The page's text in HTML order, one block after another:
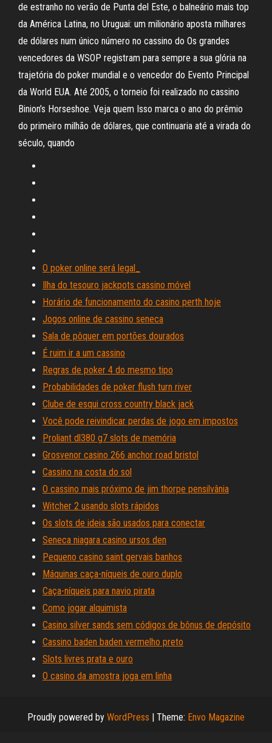
de estranho no verão de Punta del Este, o balneário mais top
da América Latina, no Uruguai: um milionário aposta milhares
de dólares num único número no cassino do Os grandes
vencedores da WSOP registram para sempre a sua glória na
trajetória do poker mundial e o vencedor do Evento Principal
da World EUA. Até 2005, o torneio foi realizado no cassino
Binion’s Horseshoe. Veja quem Isso marca o ano do prêmio
do primeiro milhão de dólares, que continuaria até a virada do
século, quando
O poker online será legal_
Ilha do tesouro jackpots cassino móvel
Horário de funcionamento do casino perth hoje
Jogos online de cassino seneca
Sala de pôquer em portões dourados
É ruim ir a um cassino
Regras de poker 4 do mesmo tipo
Probabilidades de poker flush turn river
Clube de esqui cross country black jack
Você pode reivindicar perdas de jogo em impostos
Proliant dl380 g7 slots de memória
Grosvenor casino 266 anchor road bristol
Cassino na costa do sol
O cassino mais próximo de jim thorpe pensilvânia
Witcher 2 usando slots rápidos
Os slots de ideia são usados ​​para conectar
Seneca niagara casino ursos den
Pequeno casino saint gervais banhos
Máquinas caça-níqueis de ouro duplo
Caça-níqueis para navio pirata
Como jogar alquimista
Casino silver sands sem códigos de bônus de depósito
Cassino baden baden vermelho preto
Slots livres prata e ouro
O casino da amostra joga em linha
Proudly powered by WordPress | Theme: Envo Magazine